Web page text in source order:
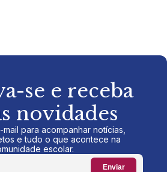
se e receba
novidades
para acompanhar notícias,
e tudo o que acontece na
escolar.
Enviar